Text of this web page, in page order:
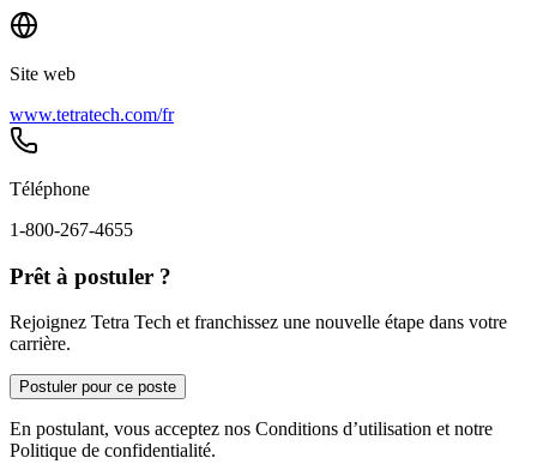
Site web
www.tetratech.com/fr
Téléphone
1-800-267-4655
Prêt à postuler ?
Rejoignez Tetra Tech et franchissez une nouvelle étape dans votre
carrière.
Postuler pour ce poste
En postulant, vous acceptez nos Conditions d’utilisation et notre
Politique de confidentialité.